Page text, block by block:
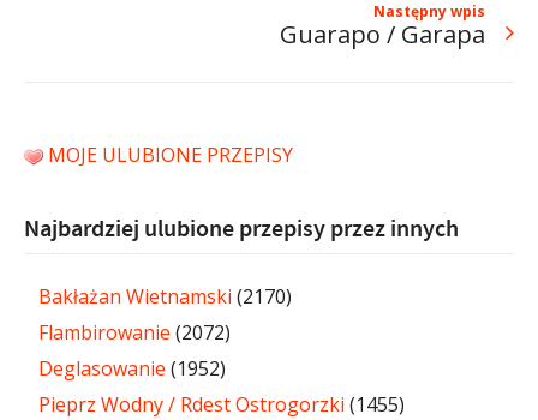
Następny wpis
Guarapo / Garapa
MOJE ULUBIONE PRZEPISY
Najbardziej ulubione przepisy przez innych
Bakłażan Wietnamski (2170)
Flambirowanie (2072)
Deglasowanie (1952)
Pieprz Wodny / Rdest Ostrogorzki (1455)